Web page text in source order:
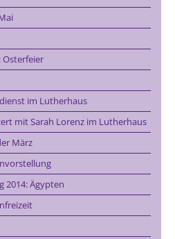
Osterfeier
im Lutherhaus
mit Sarah Lorenz im Lutherhaus
März
2014: Ägypten